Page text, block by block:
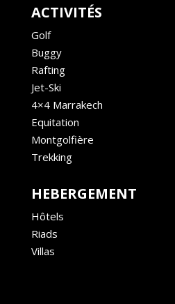
ACTIVITÉS
Golf
Buggy
Rafting
Jet-Ski
4×4 Marrakech
Equitation
Montgolfière
Trekking
HEBERGEMENT
Hôtels
Riads
Villas